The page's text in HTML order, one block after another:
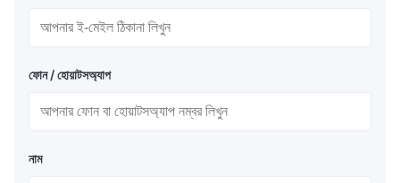
ফোন / হোয়াটসঅ্যাপ
নাম